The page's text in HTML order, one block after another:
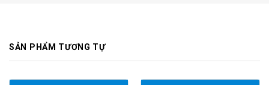
SẢN PHẨM TƯƠNG TỰ